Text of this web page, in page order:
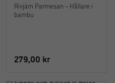
Rivjärn Parmesan – Hållare i
bambu
279,00 kr